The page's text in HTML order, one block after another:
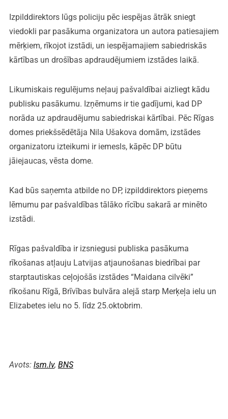
Izpilddirektors lūgs policiju pēc iespējas ātrāk sniegt
viedokli par pasākuma organizatora un autora patiesajiem
mērķiem, rīkojot izstādi, un iespējamajiem sabiedriskās
kārtības un drošības apdraudējumiem izstādes laikā.
Likumiskais regulējums neļauj pašvaldībai aizliegt kādu
publisku pasākumu. Izņēmums ir tie gadījumi, kad DP
norāda uz apdraudējumu sabiedriskai kārtībai. Pēc Rīgas
domes priekšsēdētāja Nila Ušakova domām, izstādes
organizatoru izteikumi ir iemesls, kāpēc DP būtu
jāiejaucas, vēsta dome.
Kad būs saņemta atbilde no DP, izpilddirektors pieņems
lēmumu par pašvaldības tālāko rīcību sakarā ar minēto
izstādi.
Rīgas pašvaldība ir izsniegusi publiska pasākuma
rīkošanas atļauju Latvijas atjaunošanas biedrībai par
starptautiskas ceļojošās izstādes “Maidana cilvēki”
rīkošanu Rīgā, Brīvības bulvāra alejā starp Merķeļa ielu un
Elizabetes ielu no 5. līdz 25.oktobrim.
Avots: lsm.lv, BNS